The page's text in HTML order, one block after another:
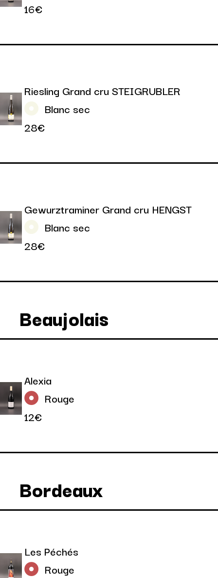
16€
Riesling Grand cru STEIGRUBLER
Blanc sec
28€
Gewurztraminer Grand cru HENGST
Blanc sec
28€
Beaujolais
Alexia
Rouge
12€
Bordeaux
Les Péchés
Rouge